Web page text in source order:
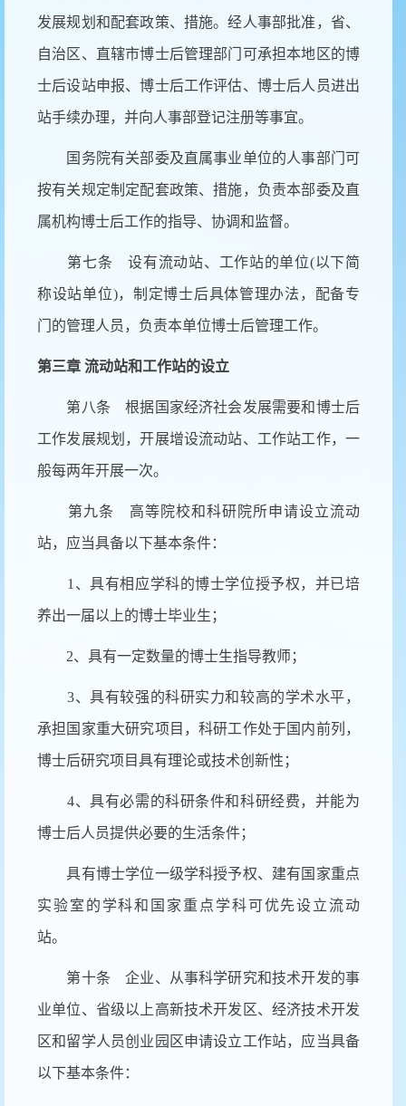
发展规划和配套政策、措施。经人事部批准，省、
自治区、直辖市博士后管理部门可承担本地区的博
士后设站申报、博士后工作评估、博士后人员进出
站手续办理，并向人事部登记注册等事宜。
国务院有关部委及直属事业单位的人事部门可
按有关规定制定配套政策、措施，负责本部委及直
属机构博士后工作的指导、协调和监督。
第七条 设有流动站、工作站的单位(以下简
称设站单位)，制定博士后具体管理办法，配备专
门的管理人员，负责本单位博士后管理工作。
第三章 流动站和工作站的设立
第八条 根据国家经济社会发展需要和博士后
工作发展规划，开展增设流动站、工作站工作，一
般每两年开展一次。
第九条 高等院校和科研院所申请设立流动
站，应当具备以下基本条件：
1、具有相应学科的博士学位授予权，并已培
养出一届以上的博士毕业生；
2、具有一定数量的博士生指导教师；
3、具有较强的科研实力和较高的学术水平，
承担国家重大研究项目，科研工作处于国内前列，
博士后研究项目具有理论或技术创新性；
4、具有必需的科研条件和科研经费，并能为
博士后人员提供必要的生活条件；
具有博士学位一级学科授予权、建有国家重点
实验室的学科和国家重点学科可优先设立流动
站。
第十条 企业、从事科学研究和技术开发的事
业单位、省级以上高新技术开发区、经济技术开发
区和留学人员创业园区申请设立工作站，应当具备
以下基本条件：